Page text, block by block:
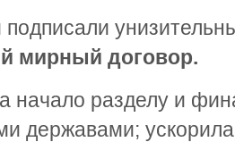
мирный договор.
начало разделу и
державами;